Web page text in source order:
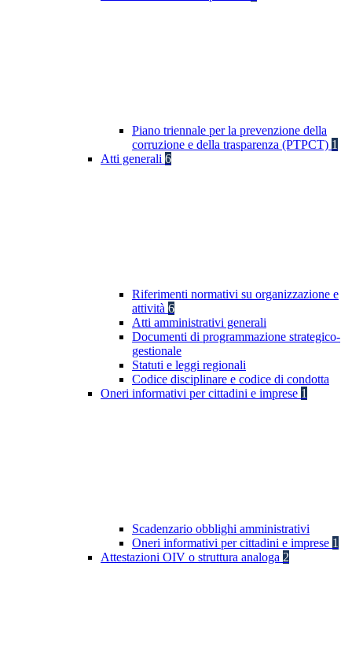
Piano triennale per la prevenzione della
corruzione e della trasparenza (PTPCT) 1
Atti generali 6
Riferimenti normativi su organizzazione e
attività 6
Atti amministrativi generali
Documenti di programmazione strategico-
gestionale
Statuti e leggi regionali
Codice disciplinare e codice di condotta
Oneri informativi per cittadini e imprese 1
Scadenzario obblighi amministrativi
Oneri informativi per cittadini e imprese 1
Attestazioni OIV o struttura analoga 2